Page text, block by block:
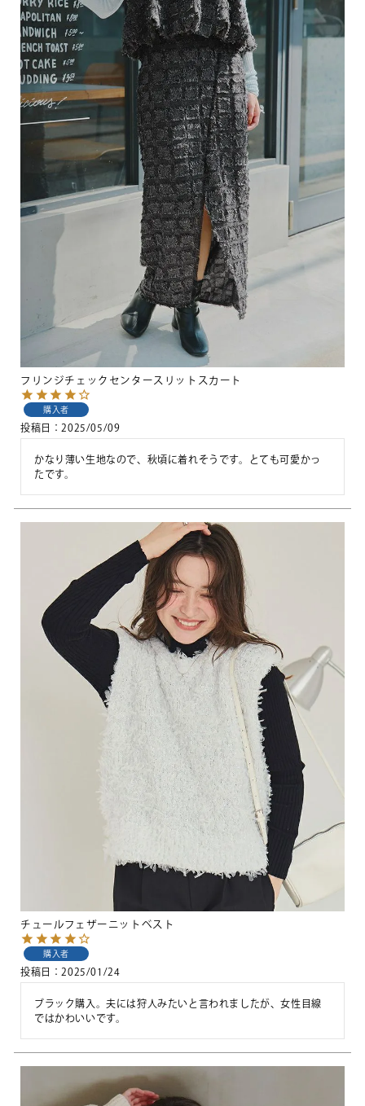
フリンジチェックセンタースリットスカート
購入者
投稿日 2025/05/09
かなり薄い生地なので、秋頃に着れそうです。とても可愛かっ
たです。
チュールフェザーニットベスト
購入者
投稿日 2025/01/24
ブラック購入。夫には狩人みたいと言われましたが、女性目線
ではかわいいです。